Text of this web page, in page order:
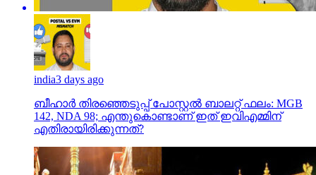
india3 days ago
ബീഹാർ തിരഞ്ഞെടുപ്പ് പോസ്റ്റൽ ബാലറ്റ് ഫലം: MGB
142, NDA 98; എന്തുകൊണ്ടാണ് ഇത് ഇവിഎമ്മിന്
എതിരായിരിക്കുന്നത്?